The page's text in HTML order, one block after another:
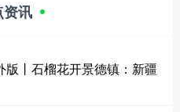
讯
版丨石榴花开景德镇：新疆